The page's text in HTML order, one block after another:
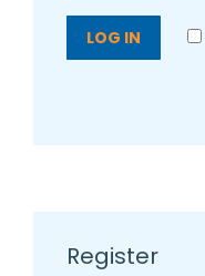
LOG IN
Register